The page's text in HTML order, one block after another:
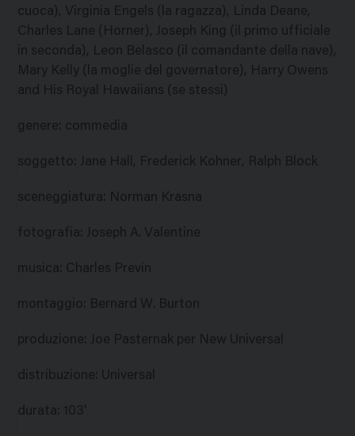
cuoca), Virginia Engels (la ragazza), Linda Deane,
Charles Lane (Horner), Joseph King (il primo ufficiale
in seconda), Leon Belasco (il comandante della nave),
Mary Kelly (la moglie del governatore), Harry Owens
and His Royal Hawaiians (se stessi)
genere: commedia
soggetto: Jane Hall, Frederick Kohner, Ralph Block
sceneggiatura: Norman Krasna
fotografia: Joseph A. Valentine
musica: Charles Previn
montaggio: Bernard W. Burton
produzione: Joe Pasternak per New Universal
distribuzione: Universal
durata: 103'